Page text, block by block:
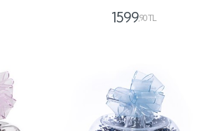
1599,90 TL